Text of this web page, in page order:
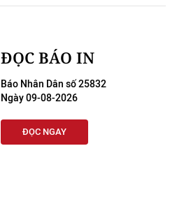
ĐỌC BÁO IN
Báo Nhân Dân số 25832
Ngày 09-08-2026
ĐỌC NGAY